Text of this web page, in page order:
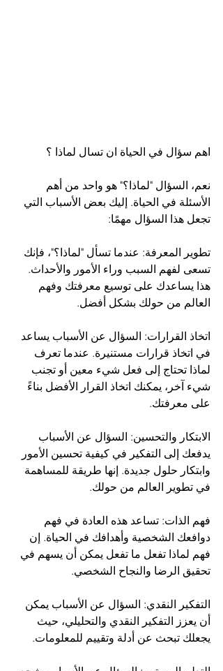
اهم سؤال في الحياة ان تسال لماذا ؟
نعم، السؤال "لماذا؟" هو واحد من أهم
الأسئلة في الحياة. إليك بعض الأسباب التي
تجعل هذا السؤال مهمًا:
تطوير المعرفة: عندما تسأل "لماذا؟"، فإنك
تسعى لفهم السبب وراء الأمور والأحداث.
هذا يساعدك على توسيع معرفتك وفهم
العالم من حولك بشكل أفضل.
اتخاذ القرارات: السؤال عن الأسباب يساعد
في اتخاذ قرارات مستنيرة. عندما تعرف
لماذا تحتاج إلى فعل شيء معين أو تجنب
شيء آخر، يمكنك اتخاذ القرار الأفضل بناءً
على معرفتك.
الابتكار والتحسين: السؤال عن الأسباب
يدفعك إلى التفكير في كيفية تحسين الأمور
وابتكار حلول جديدة. إنها طريقة للمساهمة
في تطوير العالم من حولك.
فهم الذات: تساعد هذه العادة في فهم
دوافعك الشخصية وأهدافك في الحياة. إن
فهم لماذا تفعل ما تفعل يمكن أن يسهم في
تحقيق الرضا والنجاح الشخصي.
التفكير النقدي: السؤال عن الأسباب يمكن
أن يعزز التفكير النقدي والتحليلي، حيث
يجعلك تبحث عن أدلة وتقييم للمعلومات.